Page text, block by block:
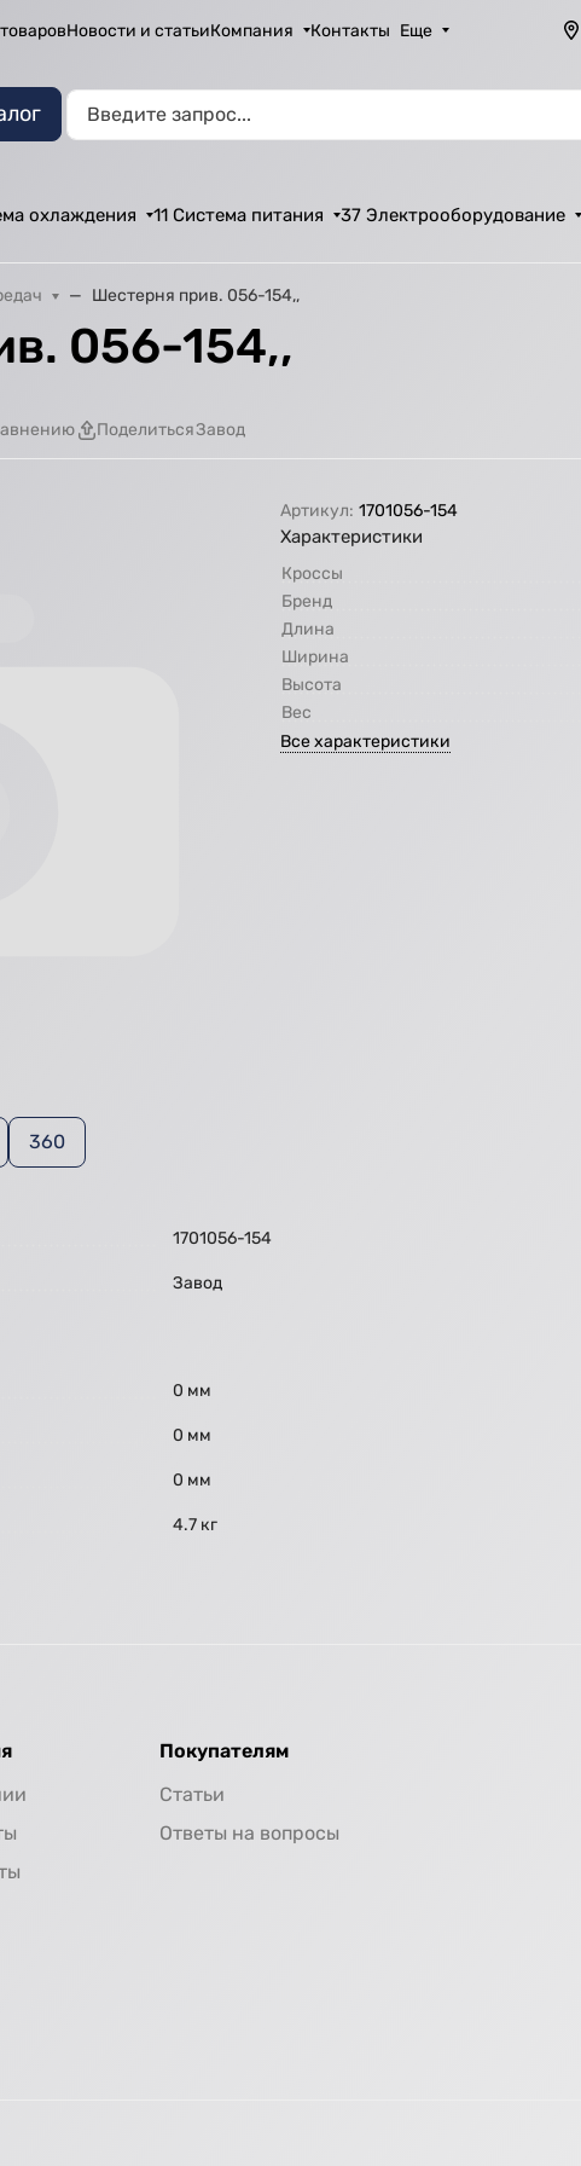
Новости и статьиКомпания Контакты Еще
охлаждения 11 Система питания 37 Электрооборудование
Шестерня прив. 056-154,,
056-154,,
ПоделитьсяЗавод
Артикул: 1701056-154
Характеристики
Кроссы
Бренд
Длина
Ширина
Высота
Вес
Все характеристики
360
1701056-154
Завод
0 мм
0 мм
0 мм
4.7 кг
Покупателям
Статьи
Ответы на вопросы